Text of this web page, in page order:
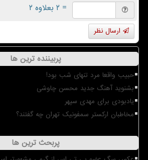
= ۲ بعلاوه ۲
ارسال نظر
پربیننده ترین ها
حبیب واقعا مرد تنهای شب بود!
بشنوید آهنگ جدید محسن چاوشی
یادبودی برای مهدی سپهر
مخاطبان ارکستر سمفونیک تهران چه گفتند؟
پربحث ترین ها